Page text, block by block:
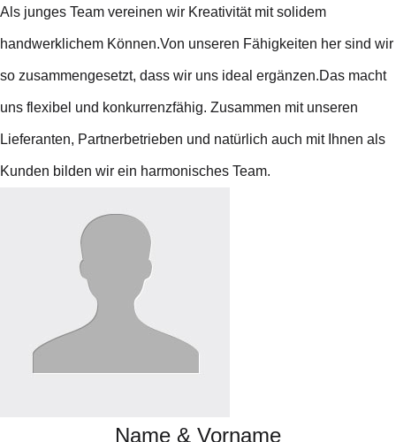
Als junges Team vereinen wir Kreativität mit solidem
handwerklichem Können.Von unseren Fähigkeiten her sind wir
so zusammengesetzt, dass wir uns ideal ergänzen.Das macht
uns flexibel und konkurrenzfähig. Zusammen mit unseren
Lieferanten, Partnerbetrieben und natürlich auch mit Ihnen als
Kunden bilden wir ein harmonisches Team.
Name & Vorname